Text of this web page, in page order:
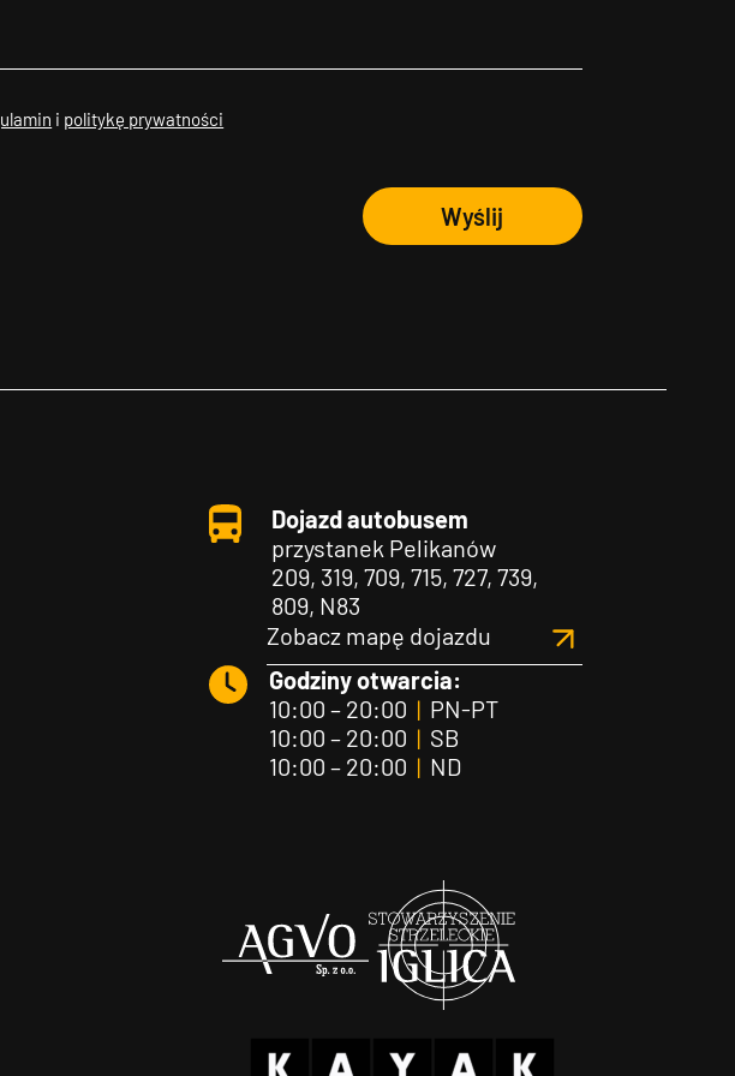
i politykę prywatności
Wyślij
Dojazd autobusem
przystanek Pelikanów
209, 319, 709, 715, 727, 739,
809, N83
Zobacz mapę dojazdu
Godziny otwarcia:
10:00 – 20:00 |PN-PT
10:00 – 20:00 |SB
10:00 – 20:00 |ND
Agvo Iglica